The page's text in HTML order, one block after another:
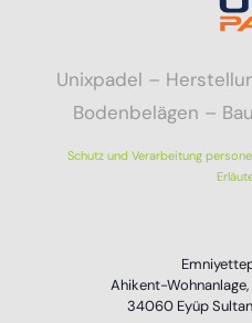
Unixpadel –
Bodenbelägen –
Schutz und Verarbeitung
Ahikent-
34060 Eyüp